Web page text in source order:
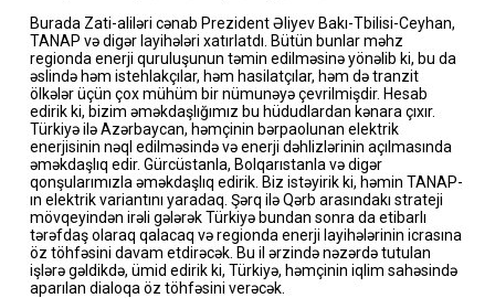
Burada Zati-aliləri cənab Prezident Əliyev Bakı-Tbilisi-Ceyhan,
TANAP və digər layihələri xatırlatdı. Bütün bunlar məhz
regionda enerji quruluşunun təmin edilməsinə yönəlib ki, bu da
əslində həm istehlakçılar, həm hasilatçılar, həm də tranzit
ölkələr üçün çox mühüm bir nümunəyə çevrilmişdir. Hesab
edirik ki, bizim əməkdaşlığımız bu hüdudlardan kənara çıxır.
Türkiyə ilə Azərbaycan, həmçinin bərpaolunan elektrik
enerjisinin nəql edilməsində və enerji dəhlizlərinin açılmasında
əməkdaşlıq edir. Gürcüstanla, Bolqarıstanla və digər
qonşularımızla əməkdaşlıq edirik. Biz istəyirik ki, həmin TANAP-
ın elektrik variantını yaradaq. Şərq ilə Qərb arasındakı strateji
mövqeyindən irəli gələrək Türkiyə bundan sonra da etibarlı
tərəfdaş olaraq qalacaq və regionda enerji layihələrinin icrasına
öz töhfəsini davam etdirəcək. Bu il ərzində nəzərdə tutulan
işlərə gəldikdə, ümid edirik ki, Türkiyə, həmçinin iqlim sahəsində
aparılan dialoqa öz töhfəsini verəcək.